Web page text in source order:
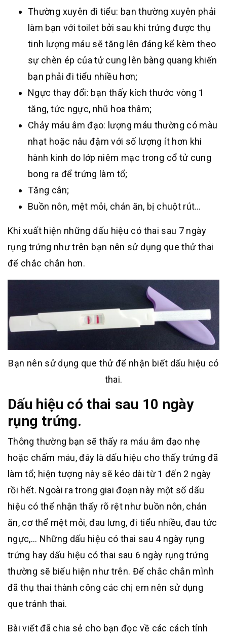
Thường xuyên đi tiểu: bạn thường xuyên phải
làm bạn với toilet bởi sau khi trứng được thụ
tinh lượng máu sẽ tăng lên đáng kể kèm theo
sự chèn ép của tử cung lên bàng quang khiến
bạn phải đi tiểu nhiều hơn;
Ngực thay đổi: bạn thấy kích thước vòng 1
tăng, tức ngực, nhũ hoa thâm;
Chảy máu âm đạo: lượng máu thường có màu
nhạt hoặc nâu đậm với số lượng ít hơn khi
hành kinh do lớp niêm mạc trong cổ tử cung
bong ra để trứng làm tổ;
Tăng cân;
Buồn nôn, mệt mỏi, chán ăn, bị chuột rút…
Khi xuất hiện những dấu hiệu có thai sau 7 ngày
rụng trứng như trên bạn nên sử dụng que thử thai
để chắc chắn hơn.
Bạn nên sử dụng que thử để nhận biết dấu hiệu có
thai.
Dấu hiệu có thai sau 10 ngày
rụng trứng.
Thông thường bạn sẽ thấy ra máu âm đạo nhẹ
hoặc chấm máu, đây là dấu hiệu cho thấy trứng đã
làm tổ; hiện tượng này sẽ kéo dài từ 1 đến 2 ngày
rồi hết. Ngoài ra trong giai đoạn này một số dấu
hiệu có thể nhận thấy rõ rệt như buồn nôn, chán
ăn, cơ thể mệt mỏi, đau lưng, đi tiểu nhiều, đau tức
ngực,… Những dấu hiệu có thai sau 4 ngày rụng
trứng hay dấu hiệu có thai sau 6 ngày rụng trứng
thường sẽ biểu hiện như trên. Để chắc chắn mình
đã thụ thai thành công các chị em nên sử dụng
que tránh thai.
Bài viết đã chia sẻ cho bạn đọc về các cách tính